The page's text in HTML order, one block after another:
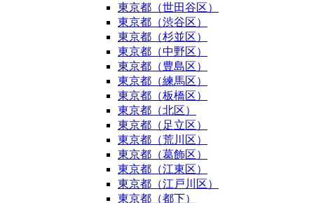
東京都（世田谷区）
東京都（渋谷区）
東京都（杉並区）
東京都（中野区）
東京都（豊島区）
東京都（練馬区）
東京都（板橋区）
東京都（北区）
東京都（足立区）
東京都（荒川区）
東京都（葛飾区）
東京都（江東区）
東京都（江戸川区）
東京都（都下）